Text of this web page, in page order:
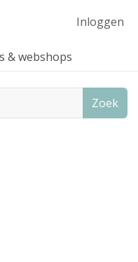
Inloggen
& webshops
Zoek